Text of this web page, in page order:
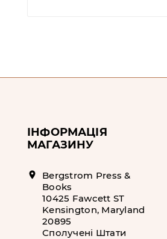
ІНФОРМАЦІЯ
МАГАЗИНУ
location_on
Bergstrom Press &
Books
10425 Fawcett ST
Kensington, Maryland
20895
Сполучені Штати